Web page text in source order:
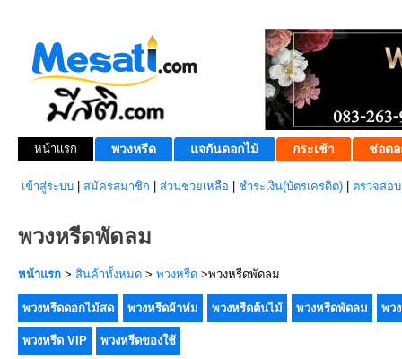
หน้าแรก พวงหรีด แจกันดอกไม้ กระเช้า ช่อดอ
เข้าสู่ระบบ สมัครสมาชิก ส่วนช่วยเหลือ ชำระเงิน(บัตรเครดิต) ตรวจสอ
พวงหรีดพัดลม
หน้าแรก > สินค้าทั้งหมด > พวงหรีด >พวงหรีดพัดลม
พวงหรีดดอกไม้สด พวงหรีดผ้าห่ม พวงหรีดต้นไม้ พวงหรีดพัดลม พว
พวงหรีด VIP พวงหรีดของใช้